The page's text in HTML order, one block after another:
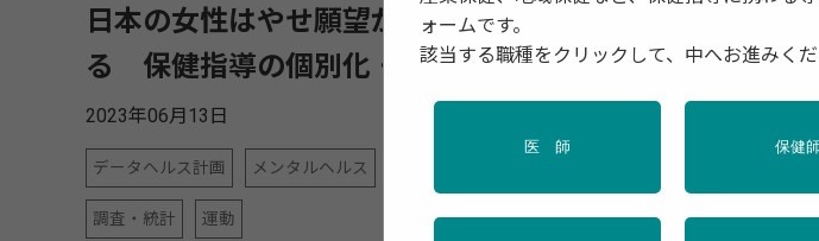
日本の女性はやせ願望が強すぎ 「少食」と「運動不足」
る 保健指導の個別化・最適化が必要
2023年06月13日
データヘルス計画 メンタルヘルス
調査・統計 運動
ォームです。
該当する職種をクリックして、中へお進みくだ
医 師 保健